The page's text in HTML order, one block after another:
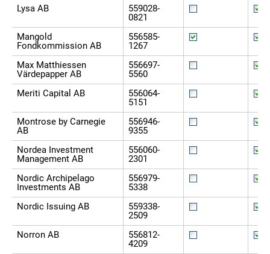
Lysa AB
559028-
0821
Mangold
Fondkommission AB
556585-
1267
Max Matthiessen
Värdepapper AB
556697-
5560
Meriti Capital AB
556064-
5151
Montrose by Carnegie
AB
556946-
9355
Nordea Investment
Management AB
556060-
2301
Nordic Archipelago
Investments AB
556979-
5338
Nordic Issuing AB
559338-
2509
Norron AB
556812-
4209